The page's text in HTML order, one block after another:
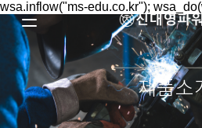
wsa.inflow("ms-edu.co.kr");
제품소